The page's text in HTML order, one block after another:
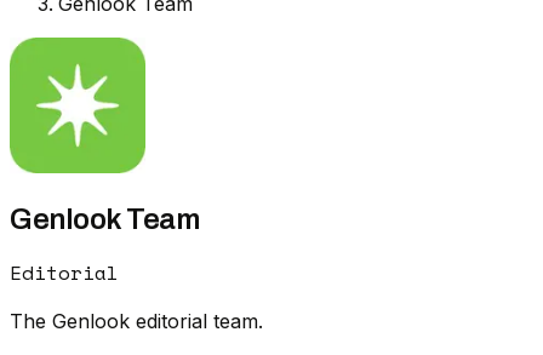
Genlook Team
Editorial
The Genlook editorial team.